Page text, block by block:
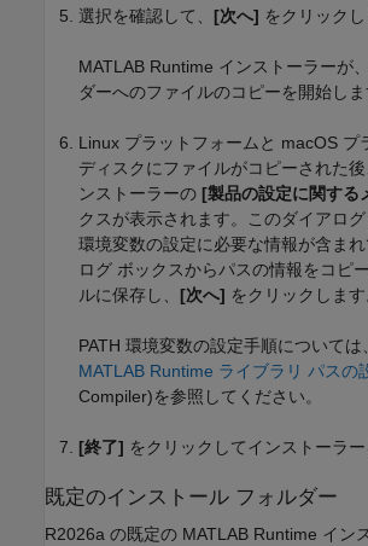
選択を確認して、 [次へ] をクリックし
MATLAB Runtime インストーラーが
ダーへのファイルのコピーを開始しま
Linux プラットフォームと macOS プ
ディスクにファイルがコピーされた後
ンストーラーの [製品の設定に関する
クスが表示されます。このダイアロ
環境変数の設定に必要な情報が含ま
ログ ボックスからパスの情報をコピ
ルに保存し、 [次へ] をクリックします
PATH 環境変数の設定手順については、
MATLAB Runtime ライブラリ パスの
Compiler)を参照してください。
[終了] をクリックしてインストーラー
既定のインストール フォルダー
R2026a の既定の MATLAB Runtime イン